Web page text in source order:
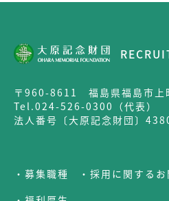
〒960-8611 福島県福島市上
Tel.024-526-0300（代表）
法人番号〔大原記念財団〕
・募集職種
・採用に関する